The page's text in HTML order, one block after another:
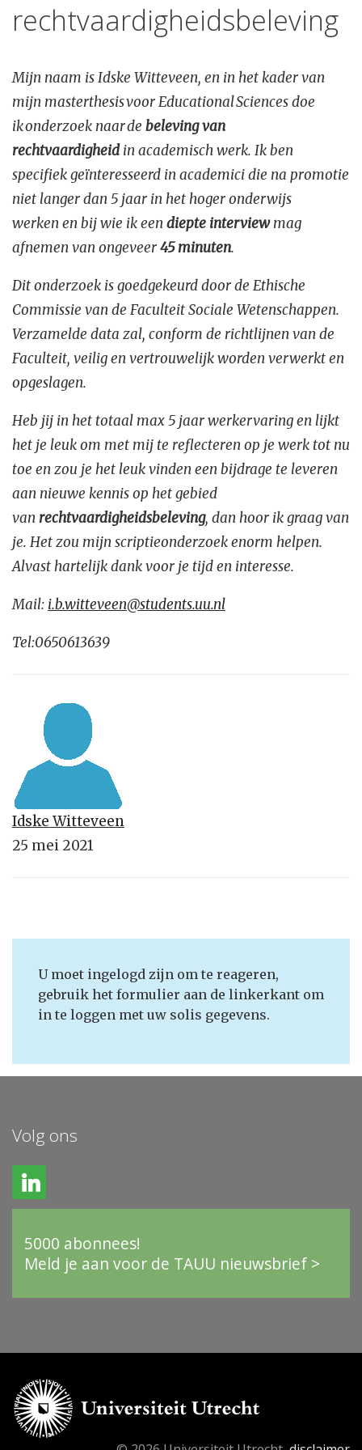
rechtvaardigheidsbeleving
Mijn naam is Idske Witteveen, en in het kader van
mijn masterthesis voor Educational Sciences doe
ik onderzoek naar de beleving van
rechtvaardigheidin academisch werk. Ik ben
specifiek geïnteresseerd in academici die na promotie
niet langer dan 5 jaar in het hoger onderwijs
werken en bij wie ik eendiepte interviewmag
afnemen van ongeveer45 minuten.
Dit onderzoek is goedgekeurd door de Ethische
Commissie van de Faculteit Sociale Wetenschappen.
Verzamelde data zal, conform de richtlijnen van de
Faculteit, veilig en vertrouwelijk worden verwerkt en
opgeslagen.
Heb jij in het totaal max 5 jaar werkervaring en lijkt
het je leuk om met mij te reflecteren op je werk tot nu
toe en zou je het leuk vinden een bijdrage te leveren
aan nieuwe kennis op het gebied
van rechtvaardigheidsbeleving, dan hoor ik graag van
je. Het zou mijn scriptieonderzoek enorm helpen.
Alvast hartelijk dank voor je tijd en interesse.
Mail: i.b.witteveen@students.uu.nl
Tel:0650613639
Idske Witteveen
25 mei 2021
U moet ingelogd zijn om te reageren,
gebruik het formulier aan de linkerkant om
in te loggen met uw solis gegevens.
Volg ons
5000 abonnees!
Meld je aan voor de TAUU nieuwsbrief >